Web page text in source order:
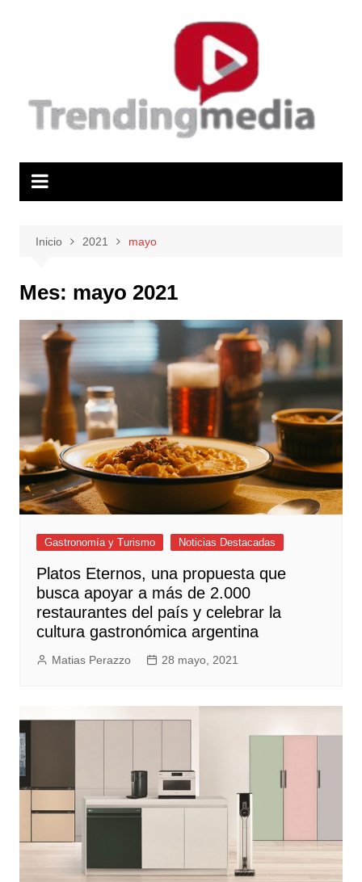
Inicio 2021 mayo
Mes: mayo 2021
Gastronomía y Turismo Noticias Destacadas
Platos Eternos, una propuesta que
busca apoyar a más de 2.000
restaurantes del país y celebrar la
cultura gastronómica argentina
Matias Perazzo 28 mayo, 2021